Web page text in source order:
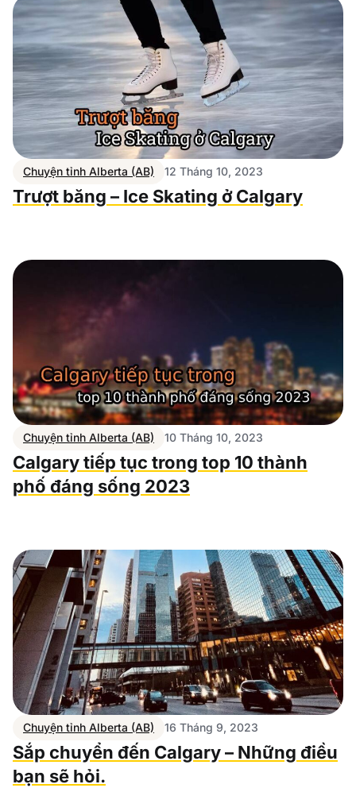
Chuyện tỉnh Alberta (AB) 12 Tháng 10, 2023
Trượt băng – Ice Skating ở Calgary
Chuyện tỉnh Alberta (AB) 10 Tháng 10, 2023
Calgary tiếp tục trong top 10 thành
phố đáng sống 2023
Chuyện tỉnh Alberta (AB) 16 Tháng 9, 2023
Sắp chuyển đến Calgary – Những điều
bạn sẽ hỏi.